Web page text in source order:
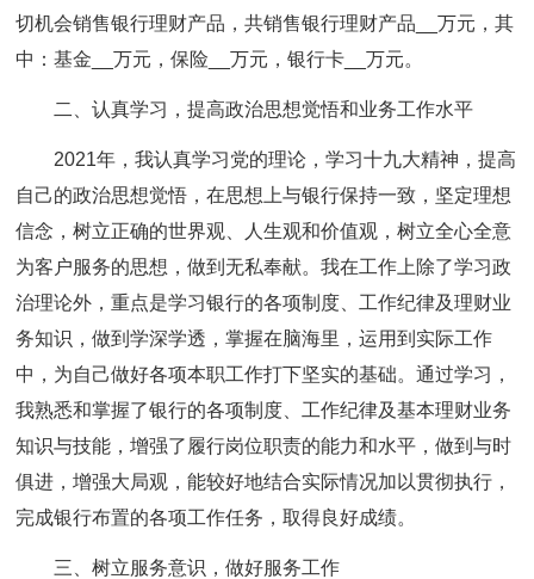
切机会销售银行理财产品，共销售银行理财产品__万元，其
中：基金__万元，保险__万元，银行卡__万元。
二、认真学习，提高政治思想觉悟和业务工作水平
2021年，我认真学习党的理论，学习十九大精神，提高
自己的政治思想觉悟，在思想上与银行保持一致，坚定理想
信念，树立正确的世界观、人生观和价值观，树立全心全意
为客户服务的思想，做到无私奉献。我在工作上除了学习政
治理论外，重点是学习银行的各项制度、工作纪律及理财业
务知识，做到学深学透，掌握在脑海里，运用到实际工作
中，为自己做好各项本职工作打下坚实的基础。通过学习，
我熟悉和掌握了银行的各项制度、工作纪律及基本理财业务
知识与技能，增强了履行岗位职责的能力和水平，做到与时
俱进，增强大局观，能较好地结合实际情况加以贯彻执行，
完成银行布置的各项工作任务，取得良好成绩。
三、树立服务意识，做好服务工作